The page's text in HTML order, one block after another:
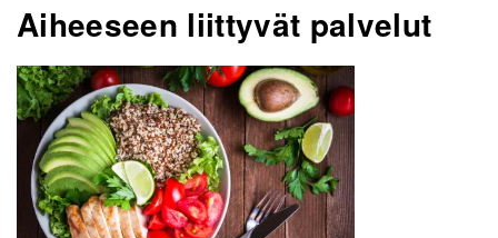
Aiheeseen liittyvät palvelut